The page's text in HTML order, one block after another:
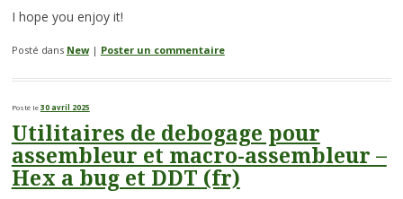
I hope you enjoy it!
Posté dans New | Poster un commentaire
Posté le30 avril 2025
Utilitaires de debogage pour
assembleur et macro-assembleur –
Hex a bug et DDT (fr)